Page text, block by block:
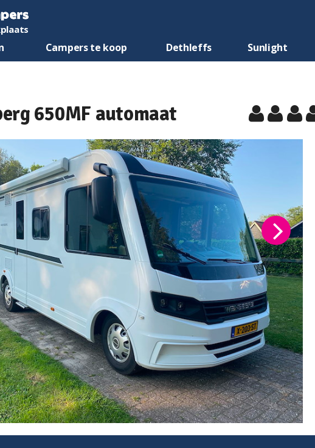
Campers te koop Dethleffs Sunlight
650MF automaat